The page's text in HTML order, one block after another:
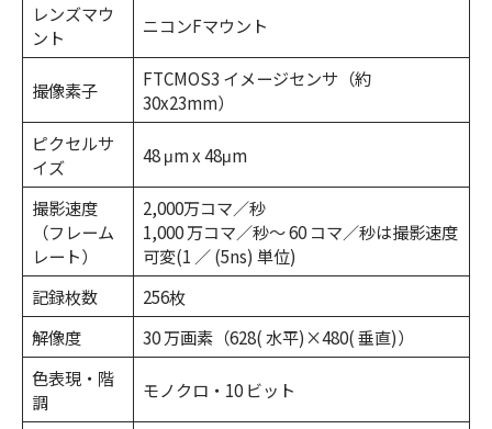
レンズマウ
ント
ニコンFマウント
撮像素子
FTCMOS3 イメージセンサ（約
30x23mm）
ピクセルサ
イズ
48 μm x 48μm
撮影速度
（フレーム
レート）
2,000万コマ／秒
1,000 万コマ／秒～ 60 コマ／秒は撮影速度
可変(1 ／ (5ns) 単位)
記録枚数
256枚
解像度
30 万画素（628( 水平)×480( 垂直)）
色表現・階
調
モノクロ・10 ビット